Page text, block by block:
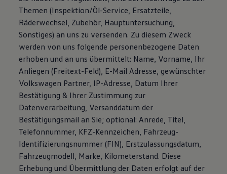
Themen (Inspektion/Öl-Service, Ersatzteile,
Räderwechsel, Zubehör, Hauptuntersuchung,
Sonstiges) an uns zu versenden. Zu diesem Zweck
werden von uns folgende personenbezogene Daten
erhoben und an uns übermittelt: Name, Vorname, Ihr
Anliegen (Freitext-Feld), E-Mail Adresse, gewünschter
Volkswagen Partner, IP-Adresse, Datum Ihrer
Bestätigung & Ihrer Zustimmung zur
Datenverarbeitung, Versanddatum der
Bestätigungsmail an Sie; optional: Anrede, Titel,
Telefonnummer, KFZ-Kennzeichen, Fahrzeug-
Identifizierungsnummer (FIN), Erstzulassungsdatum,
Fahrzeugmodell, Marke, Kilometerstand. Diese
Erhebung und Übermittlung der Daten erfolgt auf der